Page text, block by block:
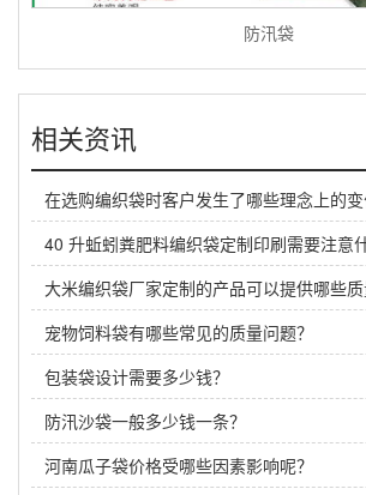
防汛袋
相关资讯
在选购编织袋时客户发生了哪些理念上的变
40 升蚯蚓粪肥料编织袋定制印刷需要注意
大米编织袋厂家定制的产品可以提供哪些质
宠物饲料袋有哪些常见的质量问题？
包装袋设计需要多少钱？
防汛沙袋一般多少钱一条？
河南瓜子袋价格受哪些因素影响呢？